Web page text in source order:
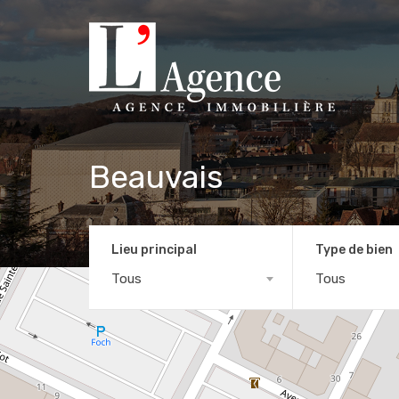
Beauvais
Lieu principal
Tous
Type de bien
Tous